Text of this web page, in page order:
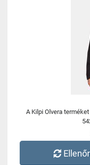
A Kilpi Olvera